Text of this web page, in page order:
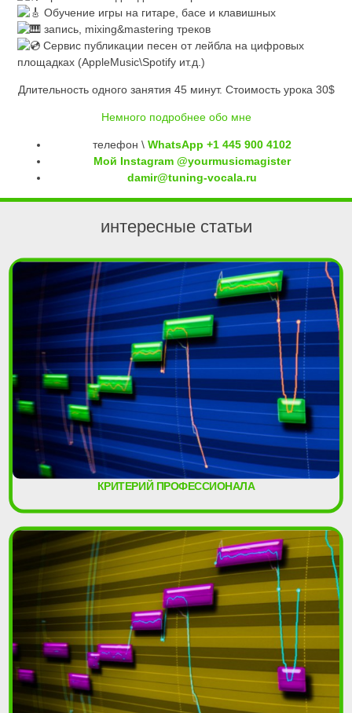
Обучение игры на гитаре, басе и клавишных
запись, mixing&mastering треков
Сервис публикации песен от лейбла на цифровых
площадках (AppleMusic\Spotify ит.д.)
Длительность одного занятия 45 минут. Стоимость урока 30$
Немного подробнее обо мне
телефон \ WhatsApp +1 445 900 4102
Мой Instagram @yourmusicmagister
damir@tuning-vocala.ru
интересные статьи
КРИТЕРИЙ ПРОФЕССИОНАЛА